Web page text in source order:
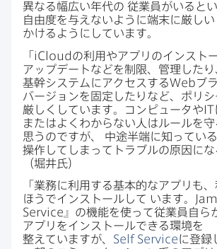
異なる​幅​広い年代の 従業員が​いると​
自由度を​与えないように​端末に​厳しい
かけるように​しています。
「 iCloud の​利用や​アプリの​インストー
アップデートなどを​制限、​管理したり
基幹システムに​アクセスするWebブ
バージョンを​固定したりなど、​ポリ
厳しくしています。​コンピュータや IT
または​よく​わからない​人は​ルールを​守
思うのですが、
中途半端に​知ってい
操作してしまって​トラブルの​原因に​な
（堀井氏）
「業務に​利用する​基本的な​アプリも
ほうで​インストールして います。
Service 』の​機能を​使って​従業員自ら
アプリを​インストールできる​環境を​
整えていますが、 Self Serviceに​登録